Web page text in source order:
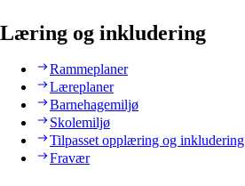
Læring og inkludering
Rammeplaner
Læreplaner
Barnehagemiljø
Skolemiljø
Tilpasset opplæring og inkludering
Fravær